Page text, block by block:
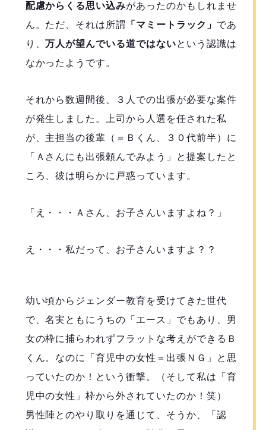
配慮からくる思い込みがあったのかもしれませ
ん。ただ、それは所謂
「マミートラック」 であ
り、万人が望んでいる道ではないという認識は
なかったようです。
それから数週間後、３人での出張が必要な案件
が発生しました。上司から人選を任された私
が、主担当の後輩（＝Ｂくん、３０代前半）に
「Ａさんにも出張頼んでみよう」と提案したと
ころ、彼は明らかに戸惑っています。
「え・・・Ａさん、お子さんいますよね？」
え・・・私だって、お子さんいますよ？？
幼い頃からジェンダー教育を受けてきた世代
で、名実ともにうちの「エース」でもあり、男
女の枠に捕らわれずフラットな考えができるＢ
くん。なのに「育児中の女性＝出張ＮＧ」と思
っていたのか！という衝撃。（そして私は「育
児中の女性」枠から外されていたのか！笑）
男性陣とのやり取りを通じて、そうか、「認